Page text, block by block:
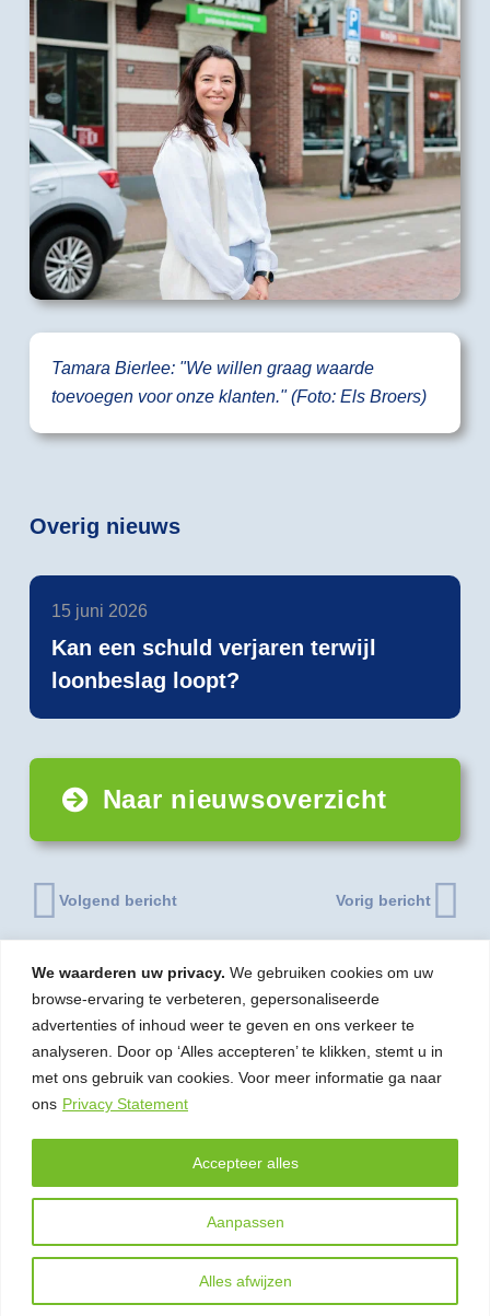
We waarderen uw privacy. We gebruiken cookies om uw
browse-ervaring te verbeteren, gepersonaliseerde
advertenties of inhoud weer te geven en ons verkeer te
analyseren. Door op ‘Alles accepteren’ te klikken, stemt u in
met ons gebruik van cookies. Voor meer informatie ga naar
ons Privacy Statement
Aanpassen
Alles afwijzen
Accepteer alles
Tamara Bierlee: "We willen graag waarde
toevoegen voor onze klanten." (Foto: Els Broers)
Overig nieuws
15 juni 2026
Kan een schuld verjaren terwijl
loonbeslag loopt?
Naar nieuwsoverzicht
Volgend bericht Vorig bericht
© 2026 | Stam gerechtsdeurwaarders – incasso
en juridische dienstverlening
info@stamdeurwaarders.nl